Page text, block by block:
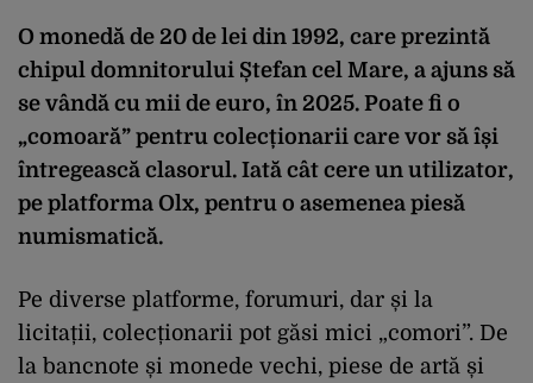
O monedă de 20 de lei din 1992, care prezintă
chipul domnitorului Ștefan cel Mare, a ajuns să
se vândă cu mii de euro, în 2025. Poate fi o
„comoară” pentru colecționarii care vor să își
întregească clasorul. Iată cât cere un utilizator,
pe platforma Olx, pentru o asemenea piesă
numismatică.
Pe diverse platforme, forumuri, dar și la
licitații, colecționarii pot găsi mici „comori”. De
la bancnote și monede vechi, piese de artă și